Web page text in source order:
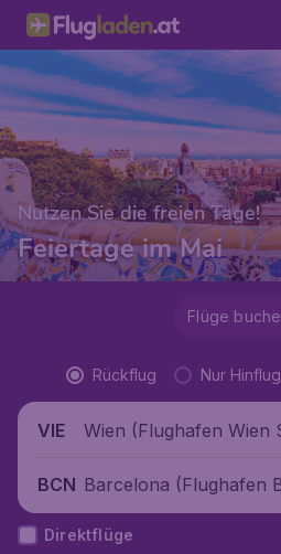
Nutzen Sie die freien Tage!
Feiertage im Mai
Flüge
Rückflug Nur Hinflug
VIE
Wien (Flughafen Wien
BCN Barcelona (Flughafen
en
Direktflüge